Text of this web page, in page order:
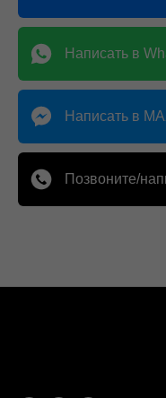
Написать в
Написать в
Позвоните/